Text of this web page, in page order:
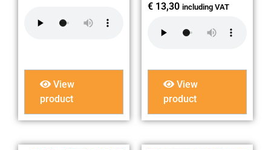
View
product
€ 13,30 including VAT
View
product